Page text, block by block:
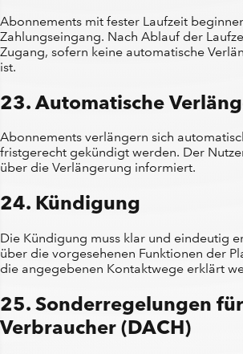
Abonnements mit fester Laufzeit
Zahlungseingang. Nach Ablauf der
Zugang, sofern keine automatische
ist.
23. Automatische
Abonnements verlängern sich
fristgerecht gekündigt werden. Der
über die Verlängerung informiert.
24. Kündigung
Die Kündigung muss klar und eindeutig
über die vorgesehenen Funktionen der
die angegebenen Kontaktwege erklärt
25. Sonderregelungen für
Verbraucher (DACH)